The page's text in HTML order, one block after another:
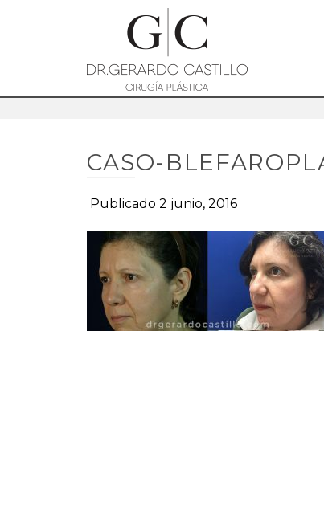
CASO-
Publicado 2 junio, 2016